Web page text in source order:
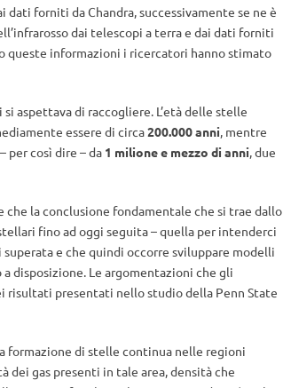
forniti da Chandra, successivamente se ne è
dai telescopi a terra e dai dati forniti
queste informazioni i ricercatori hanno stimato
aspettava di raccogliere. L’età delle stelle
essere di circa200.000 anni, mentre
per così dire – da 1 milione e mezzo di anni, due
la conclusione fondamentale che si trae dallo
fino ad oggi seguita – quella per intenderci
e che quindi occorre sviluppare modelli
disposizione. Le argomentazioni che gli
risultati presentati nello studio della Penn State
formazione di stelle continua nelle regioni
dei gas presenti in tale area, densità che